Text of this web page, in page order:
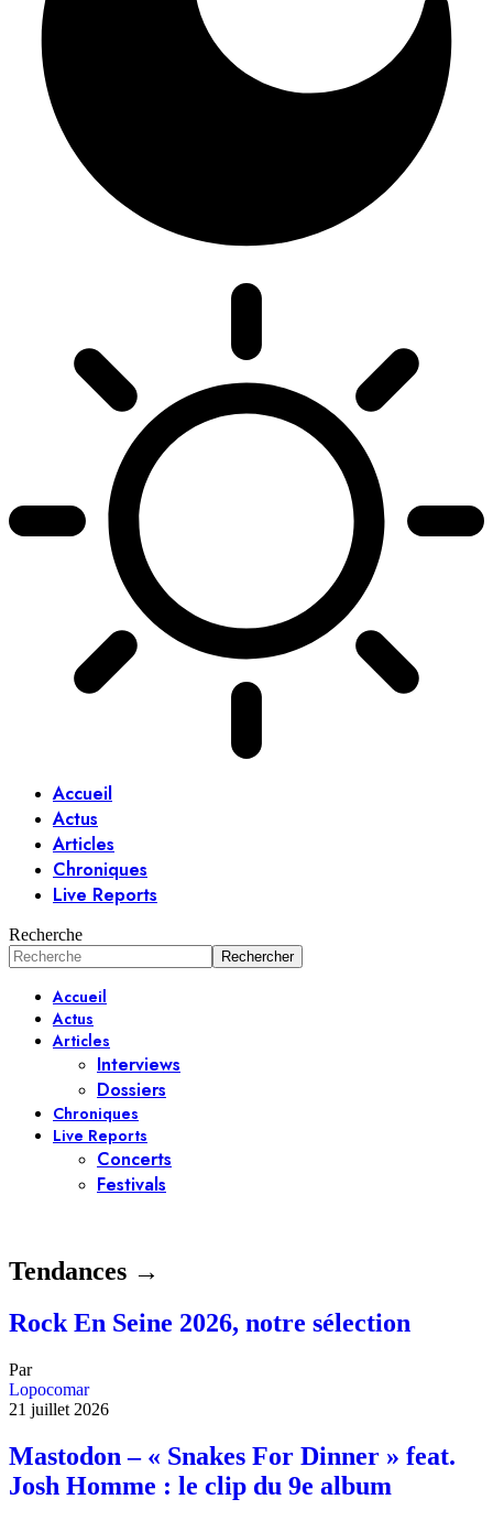
Accueil
Actus
Articles
Chroniques
Live Reports
Recherche
Accueil
Actus
Articles
Interviews
Dossiers
Chroniques
Live Reports
Concerts
Festivals
Tendances →
Rock En Seine 2026, notre sélection
Par
Lopocomar
21 juillet 2026
Mastodon – « Snakes For Dinner » feat.
Josh Homme : le clip du 9e album